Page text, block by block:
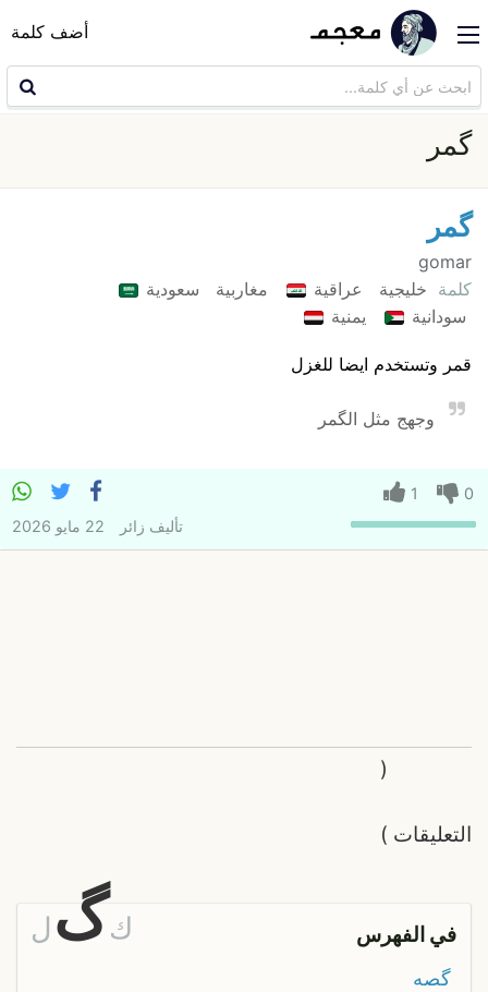
أضف كلمة
گمر
گمر
gomar
كلمة خليجية عراقية مغاربية
سعودية
سودانية
يمنية
قمر وتستخدم ايضا للغزل
وجهج مثل الگمر
0
1
تأليف زائر 22 مايو 2026
التعليقات
(
)
في الفهرس كگ ل
گصه